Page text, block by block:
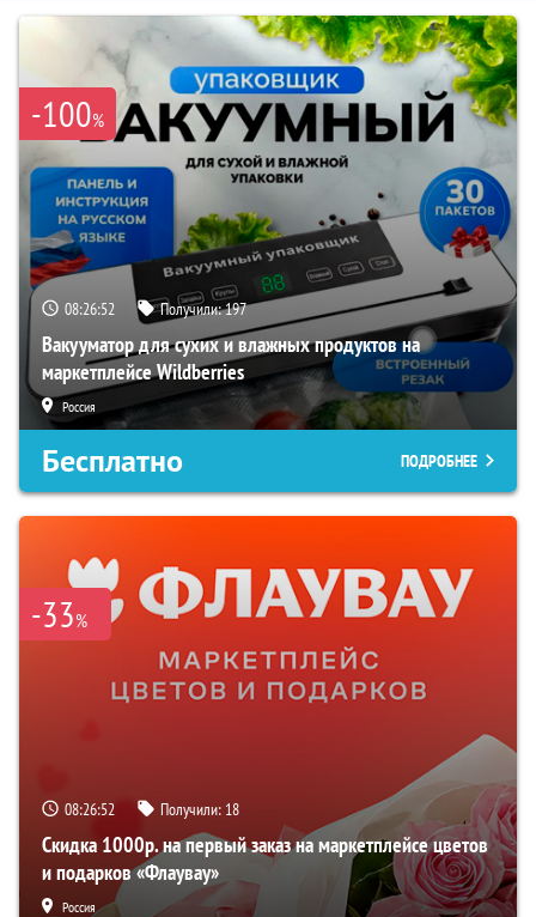
-100%
08:26:51 Получили:197
Вакууматор для сухих и влажных продуктов на
маркетплейсе Wildberries
Россия
Бесплатно ПОДРОБНЕЕ
-33%
08:26:51 Получили: 18
Скидка 1000р. на первый заказ на маркетплейсе цветов
и подарков «Флаувау»
Россия